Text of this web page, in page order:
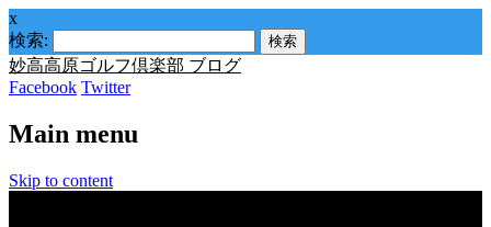
x
検索:
妙高高原ゴルフ倶楽部 ブログ
Facebook Twitter
Main menu
Skip to content